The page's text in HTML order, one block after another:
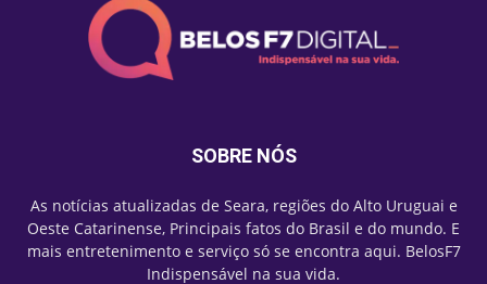
SOBRE NÓS
As notícias atualizadas de Seara, regiões do Alto Uruguai e
Oeste Catarinense, Principais fatos do Brasil e do mundo. E
mais entretenimento e serviço só se encontra aqui. BelosF7
Indispensável na sua vida.